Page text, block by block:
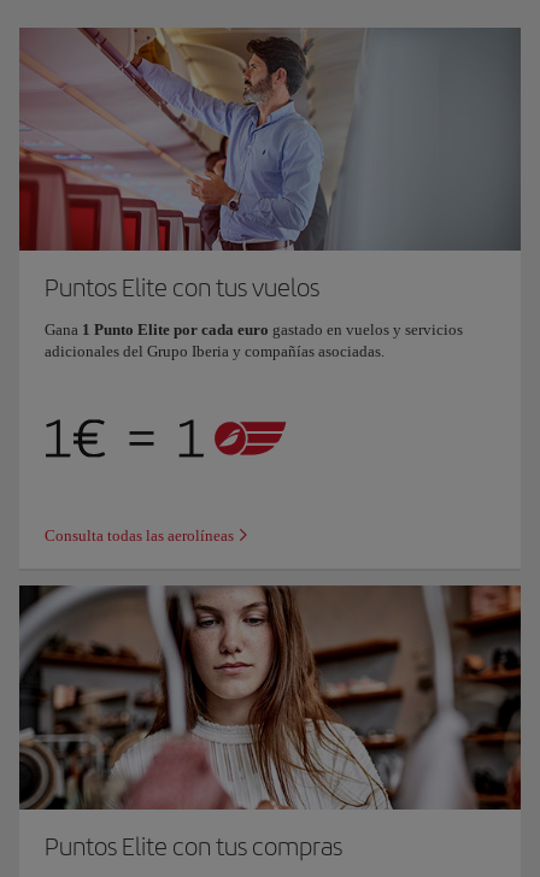
Puntos Elite con tus vuelos
Gana 1 Punto Elite por cada euro gastado en vuelos y servicios
adicionales del Grupo Iberia y compañías asociadas.
Consulta todas las aerolíneas
Puntos Elite con tus compras